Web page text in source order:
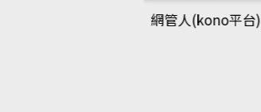
網管人(kono平台)